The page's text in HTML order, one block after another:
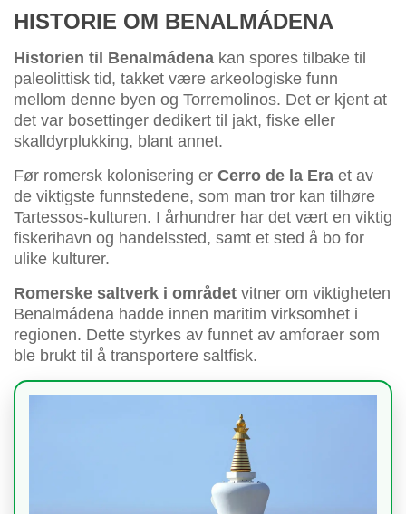
HISTORIE OM BENALMÁDENA
Historien til Benalmádena kan spores tilbake til
paleolittisk tid, takket være arkeologiske funn
mellom denne byen og Torremolinos. Det er kjent at
det var bosettinger dedikert til jakt, fiske eller
skalldyrplukking, blant annet.
Før romersk kolonisering er Cerro de la Era et av
de viktigste funnstedene, som man tror kan tilhøre
Tartessos-kulturen. I århundrer har det vært en viktig
fiskerihavn og handelssted, samt et sted å bo for
ulike kulturer.
Romerske saltverk i området vitner om viktigheten
Benalmádena hadde innen maritim virksomhet i
regionen. Dette styrkes av funnet av amforaer som
ble brukt til å transportere saltfisk.